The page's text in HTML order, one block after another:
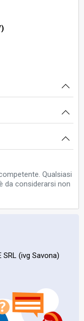
Qualsiasi
da considerarsi non
SRL (ivg Savona)